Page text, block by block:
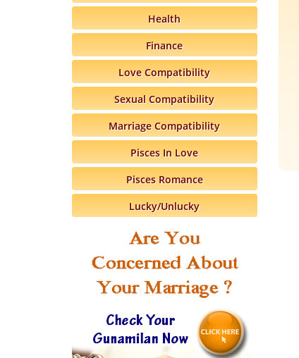
Health
Finance
Love Compatibility
Sexual Compatibility
Marriage Compatibility
Pisces In Love
Pisces Romance
Lucky/Unlucky